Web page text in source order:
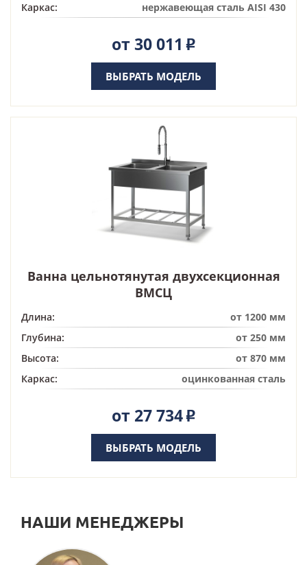
Каркас:
нержавеющая сталь AISI 430
от 30 011 Р
ВЫБРАТЬ МОДЕЛЬ
Ванна цельнотянутая двухсекционная
BMСЦ
Длина:
от 1200 мм
Глубина:
от 250 мм
Высота:
от 870 мм
Каркас:
оцинкованная сталь
от 27 734Р
ВЫБРАТЬ МОДЕЛЬ
НАШИ МЕНЕДЖЕРЫ